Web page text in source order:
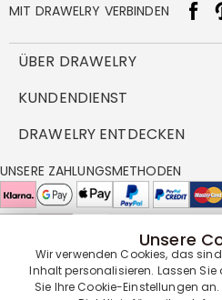
MIT DRAWELRY VERBINDEN
ÜBER DRAWELRY
Über Uns
DBG
FAQ
Cookie-Richtlinie
KUNDENDIENST
Versandbedingungen
Rückgabe & Umtausch
Pflegehinweis
DRAWELRY ENTDECKEN
Großhandelsangebot
Drawelry Prime
Bonusprogramm
UNSERE ZAHLUNGSMETHODEN
UNSERE LIEFERPARTNER
Unsere
Wir verwenden Cookies, das
Inhalt personalisieren. Lassen
Sie Ihre Cookie-Einstellungen